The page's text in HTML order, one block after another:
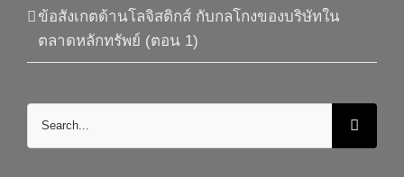
ข้อสังเกตด้านโลจิสติกส์ กับกลโกงของบริษัทใน
ตลาดหลักทรัพย์ (ตอน 1)